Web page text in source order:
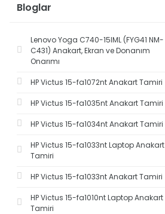
Bloglar
Lenovo Yoga C740-15IML (FYG41 NM-
C431) Anakart, Ekran ve Donanım
Onarımı
HP Victus 15-fa1072nt Anakart Tamiri
HP Victus 15-fa1035nt Anakart Tamiri
HP Victus 15-fa1034nt Anakart Tamiri
HP Victus 15-fa1033nt Laptop Anakart
Tamiri
HP Victus 15-fa1033nt Anakart Tamiri
HP Victus 15-fa1010nt Laptop Anakart
Tamiri